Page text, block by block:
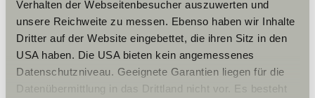
Verhalten der Webseitenbesucher auszuwerten und
unsere Reichweite zu messen. Ebenso haben wir Inhalte
Dritter auf der Website eingebettet, die ihren Sitz in den
USA haben. Die USA bieten kein angemessenes
Datenschutzniveau. Geeignete Garantien liegen für die
Datenübermittlung in das Drittland nicht vor. Es besteht
Ustawienia plików cookie